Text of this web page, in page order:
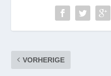
VORHERIGE